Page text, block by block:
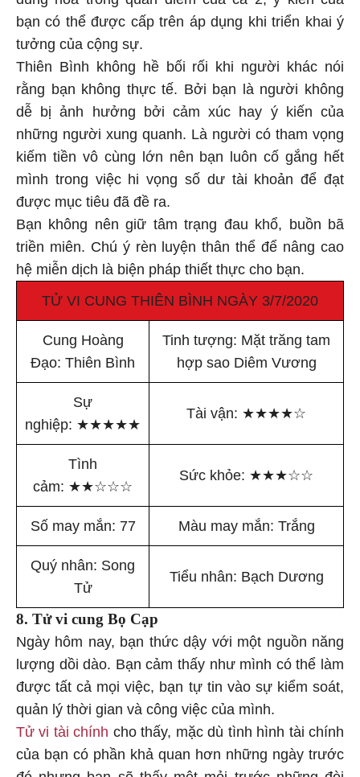
bạn có thể được cấp trên áp dụng khi triển khai ý
tưởng của cộng sự.
Thiên Bình không hề bối rối khi người khác nói
rằng bạn không thực tế. Bởi bạn là người không
dễ bị ảnh hưởng bởi cảm xúc hay ý kiến của
những người xung quanh. Là người có tham vọng
kiếm tiền vô cùng lớn nên bạn luôn cố gắng hết
mình trong việc hi vọng số dư tài khoản để đạt
được mục tiêu đã đề ra.
Bạn không nên giữ tâm trạng đau khổ, buồn bã
triền miên. Chú ý rèn luyện thân thể để nâng cao
hệ miễn dịch là biện pháp thiết thực cho bạn.
TỬ VI CUNG THIÊN BÌNH NGÀY 3/7/2020
Cung Hoàng
Đạo: Thiên Bình
Tinh tượng: Mặt trăng tam
hợp sao Diêm Vương
Sự
nghiệp: ★★★★★
Tài vận: ★★★★☆
Tình
cảm: ★★☆☆☆
Sức khỏe: ★★★☆☆
Số may mắn: 77 Màu may mắn: Trắng
Quý nhân: Song
Tử
Tiểu nhân: Bạch Dương
8. Tử vi cung Bọ Cạp
Ngày hôm nay, bạn thức dậy với một nguồn năng
lượng dồi dào. Bạn cảm thấy như mình có thể làm
được tất cả mọi việc, bạn tự tin vào sự kiểm soát,
quản lý thời gian và công việc của mình.
Tử vi tài chính cho thấy, mặc dù tình hình tài chính
của bạn có phần khả quan hơn những ngày trước